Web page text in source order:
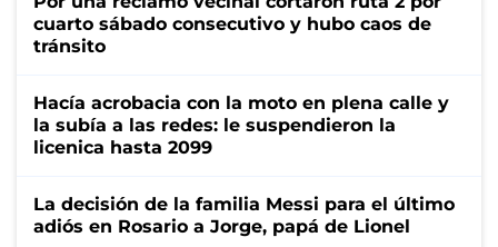
cuarto sábado consecutivo y hubo caos de
tránsito
Hacía acrobacia con la moto en plena calle y
la subía a las redes: le suspendieron la
licenica hasta 2099
La decisión de la familia Messi para el último
adiós en Rosario a Jorge, papá de Lionel